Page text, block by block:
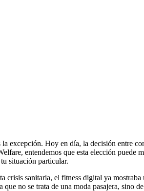
excepción. Hoy en día, la decisión entre
entendemos que esta elección puede
situación particular.
sanitaria, el fitness digital ya
no se trata de una moda pasajera, sino